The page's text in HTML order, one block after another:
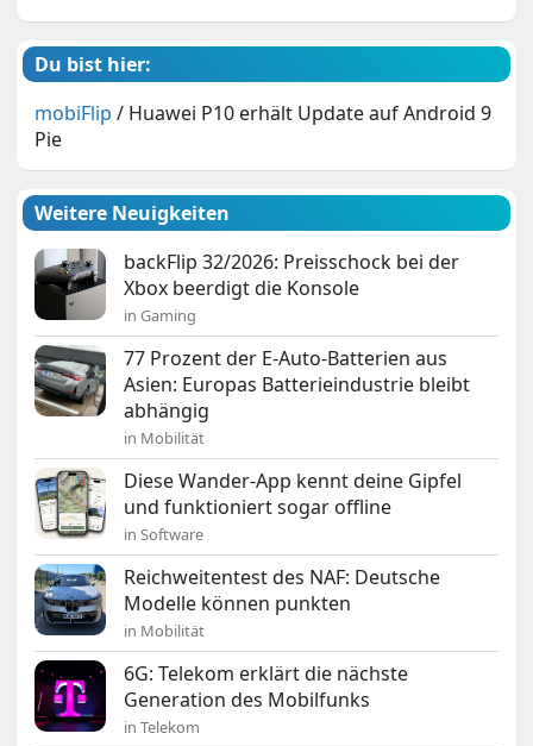
Du bist hier:
mobiFlip / Huawei P10 erhält Update auf Android 9
Pie
Weitere Neuigkeiten
backFlip 32/2026: Preisschock bei der
Xbox beerdigt die Konsole
in Gaming
77 Prozent der E-Auto-Batterien aus
Asien: Europas Batterieindustrie bleibt
abhängig
in Mobilität
Diese Wander-App kennt deine Gipfel
und funktioniert sogar offline
in Software
Reichweitentest des NAF: Deutsche
Modelle können punkten
in Mobilität
6G: Telekom erklärt die nächste
Generation des Mobilfunks
in Telekom